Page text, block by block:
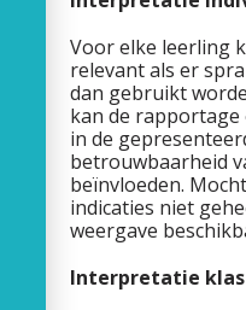
Voor elke leerling
relevant als er
dan gebruikt
kan de rapportage
in de
betrouwbaarheid
beïnvloeden.
indicaties niet
weergave
Interpretatie